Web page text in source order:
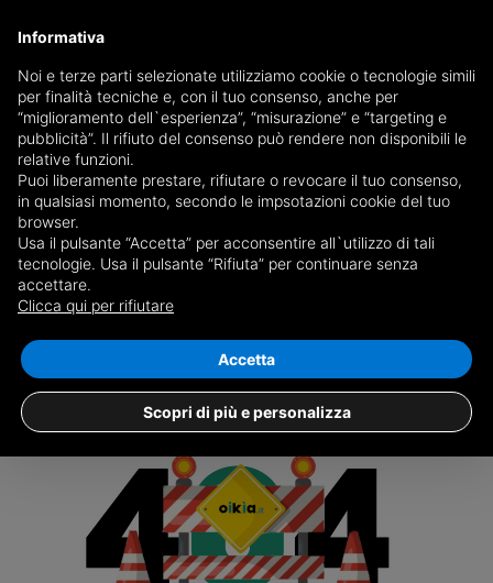
Receive a copy of the newspaper by mail
Choose newspaper
The ad you are looking for is no longer
listed on oikia.it
Informativa
Noi e terze parti selezionate utilizziamo cookie o tecnologie simili
per finalità tecniche e, con il tuo consenso, anche per
“miglioramento dell`esperienza”, “misurazione” e “targeting e
pubblicità”. Il rifiuto del consenso può rendere non disponibili le
relative funzioni.
Puoi liberamente prestare, rifiutare o revocare il tuo consenso,
in qualsiasi momento, secondo le impsotazioni cookie del tuo
browser.
Usa il pulsante “Accetta” per acconsentire all`utilizzo di tali
tecnologie. Usa il pulsante “Rifiuta” per continuare senza
accettare.
Clicca qui per rifiutare
Scopri di più e personalizza
Accetta